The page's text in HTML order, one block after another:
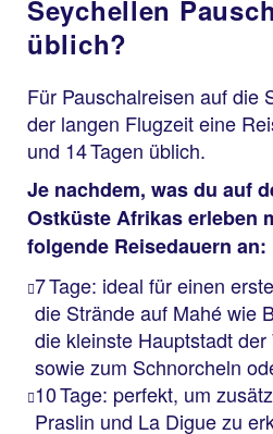
Seychellen
üblich?
Für Pauschalreisen auf die
der langen Flugzeit eine
und 14 Tagen üblich.
Je nachdem, was du auf
Ostküste Afrikas erleben
folgende Reisedauern an:
7 Tage: ideal für einen
die Strände auf Mahé wie
die kleinste Hauptstadt
sowie zum Schnorcheln
10 Tage: perfekt, um
Praslin und La Digue zu